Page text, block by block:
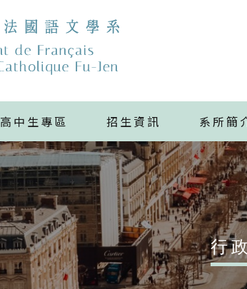
高中生專區 招生資訊 系所簡
行